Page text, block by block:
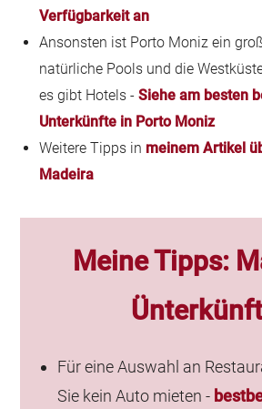
Verfügbarkeit an
Ansonsten ist Porto Moniz ein
natürliche Pools und die
es gibt Hotels -Siehe am besten
Unterkünfte in Porto Moniz
Weitere Tipps in meinem Artikel
Madeira
Meine Tipps:
Für eine Auswahl an
Sie kein Auto mieten -